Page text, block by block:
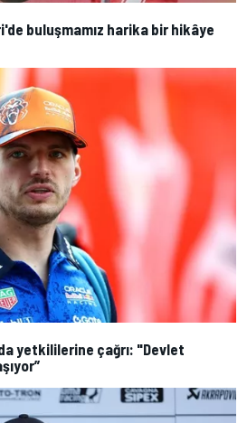
buluşmamız harika bir hikâye
yetkililerine çağrı: "Devlet